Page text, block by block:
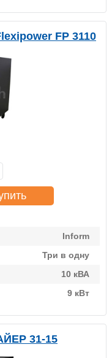
FP 3110
Inform
Три в одну
10 кВА
9 кВт
31-15